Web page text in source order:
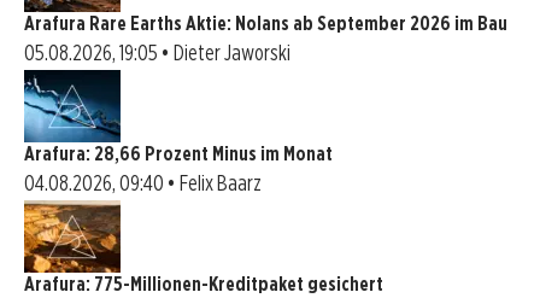
Arafura Rare Earths Aktie: Nolans ab September 2026 im Bau
05.08.2026, 19:05 • Dieter Jaworski
Arafura: 28,66 Prozent Minus im Monat
04.08.2026, 09:40 • Felix Baarz
Arafura: 775-Millionen-Kreditpaket gesichert